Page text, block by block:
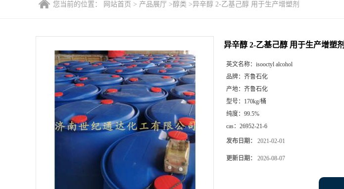
您当前的位置： 网站首页 > 产品展厅 >醇类 >异辛醇 2-乙基己醇 用于生产增塑剂
异辛醇 2-乙基己醇 用于生产增塑剂
英文名称： isooctyl alcohol
品牌： 齐鲁石化
产地： 齐鲁石化
型号： 170kg/桶
纯度： 99.5%
cas： 26952-21-6
发布日期： 2021-02-01
更新日期： 2026-08-07